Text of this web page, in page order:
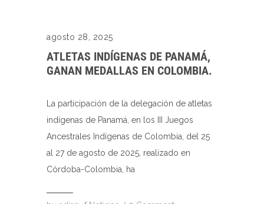
agosto 28, 2025
ATLETAS INDÍGENAS DE PANAMÁ,
GANAN MEDALLAS EN COLOMBIA.
La participación de la delegación de atletas
indígenas de Panamá, en los III Juegos
Ancestrales Indígenas de Colombia, del 25
al 27 de agosto de 2025, realizado en
Córdoba-Colombia, ha